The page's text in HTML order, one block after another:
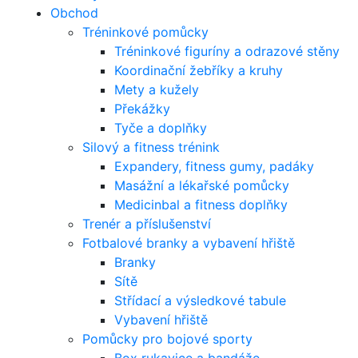
Obchod
Tréninkové pomůcky
Tréninkové figuríny a odrazové stěny
Koordinační žebříky a kruhy
Mety a kužely
Překážky
Tyče a doplňky
Silový a fitness trénink
Expandery, fitness gumy, padáky
Masážní a lékařské pomůcky
Medicinbal a fitness doplňky
Trenér a příslušenství
Fotbalové branky a vybavení hřiště
Branky
Sítě
Střídací a výsledkové tabule
Vybavení hřiště
Pomůcky pro bojové sporty